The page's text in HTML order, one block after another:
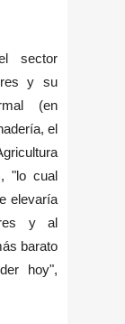
sector
y su
(en
el
"lo cual
elevaría
y al
barato
hoy",